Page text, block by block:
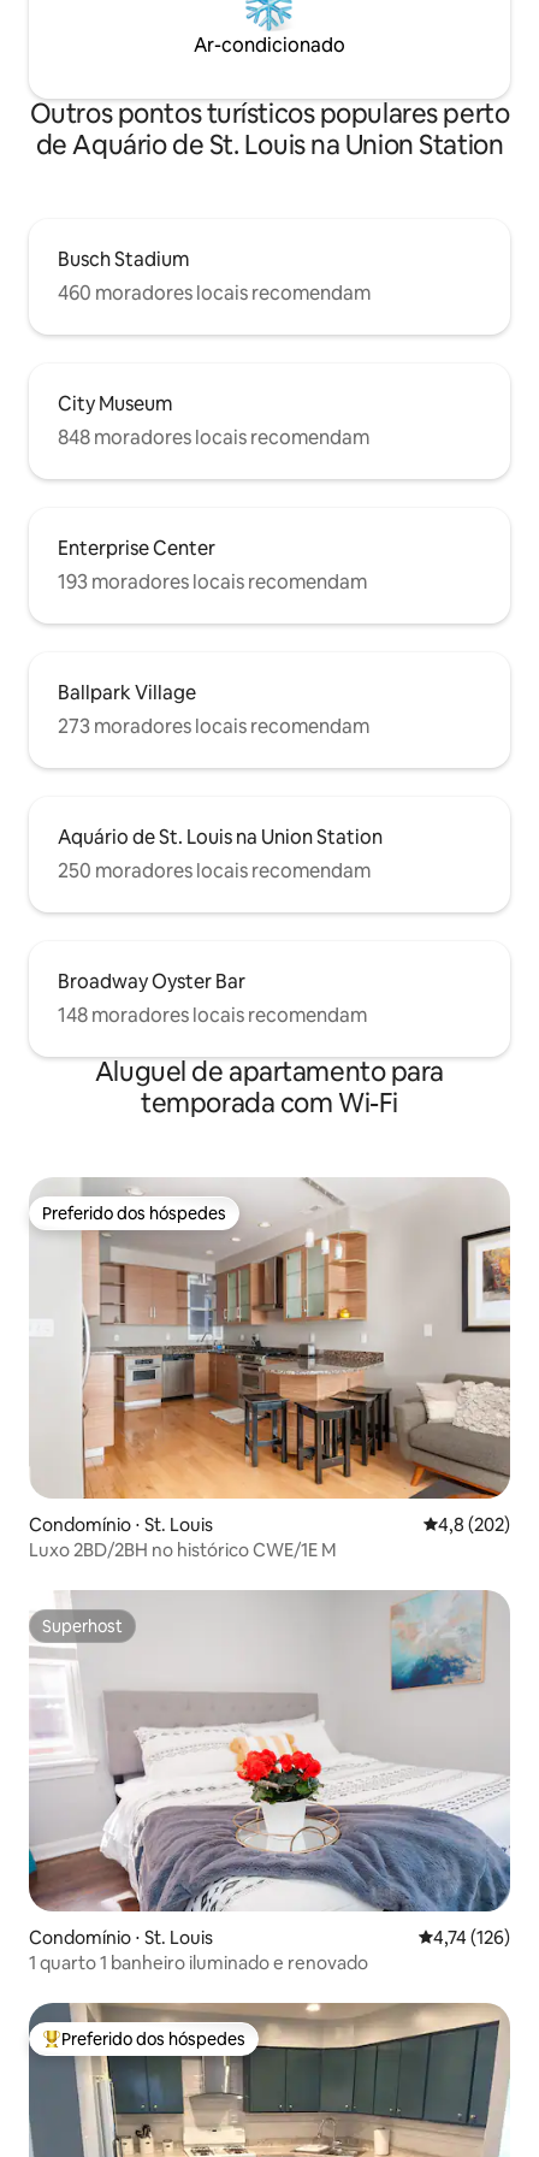
Ar-condicionado
Outros pontos turísticos populares perto
de Aquário de St. Louis na Union Station
Busch Stadium
460 moradores locais recomendam
City Museum
848 moradores locais recomendam
Enterprise Center
193 moradores locais recomendam
Ballpark Village
273 moradores locais recomendam
Aquário de St. Louis na Union Station
250 moradores locais recomendam
Broadway Oyster Bar
148 moradores locais recomendam
Aluguel de apartamento para
temporada com Wi-Fi
Preferido dos hóspedes
Preferido dos hóspedes
Condomínio ⋅ St. Louis 4,8 de uma
4,8 (202)
Luxo 2BD/2BH no histórico CWE/1E M
Superhost
Superhost
Condomínio ⋅ St. Louis 4,74 de uma
4,74 (126)
1 quarto 1 banheiro iluminado e renovado
Entre os melhores preferidos dos hóspedes
Preferido dos hóspedes